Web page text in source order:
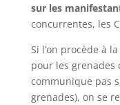
sur les
concurrentes, les
Si l’on procède à
pour les grenades
communique pas
grenades), on se